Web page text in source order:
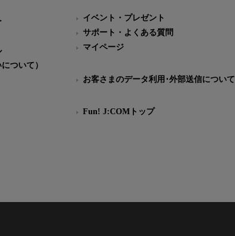
ついて）
イベント・プレゼント
サポート・よくある質問
マイページ
お客さまのデータ利用･外部送信について
Fun! J:COMトップ